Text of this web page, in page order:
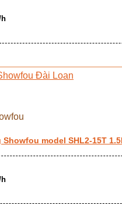
h
model SHL2-15T
h